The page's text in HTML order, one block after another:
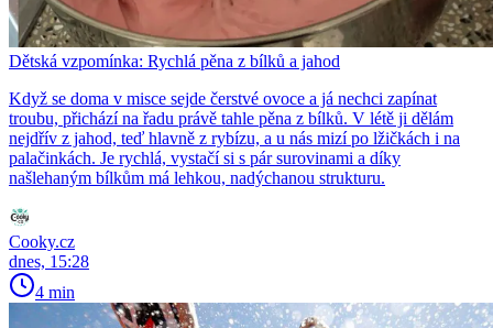
Dětská vzpomínka: Rychlá pěna z bílků a jahod
Když se doma v misce sejde čerstvé ovoce a já nechci zapínat
troubu, přichází na řadu právě tahle pěna z bílků. V létě ji dělám
nejdřív z jahod, teď hlavně z rybízu, a u nás mizí po lžičkách i na
palačinkách. Je rychlá, vystačí si s pár surovinami a díky
našlehaným bílkům má lehkou, nadýchanou strukturu.
Cooky.cz
dnes, 15:28
4 min